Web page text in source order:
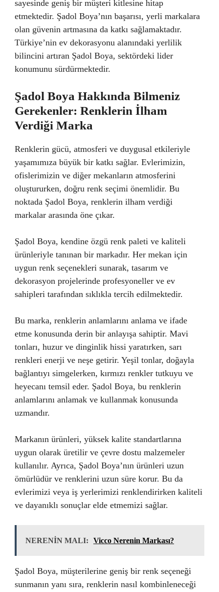
sayesinde geniş bir müşteri kitlesine hitap
etmektedir. Şadol Boya’nın başarısı, yerli markalara
olan güvenin artmasına da katkı sağlamaktadır.
Türkiye’nin ev dekorasyonu alanındaki yerlilik
bilincini artıran Şadol Boya, sektördeki lider
konumunu sürdürmektedir.
Şadol Boya Hakkında Bilmeniz
Gerekenler: Renklerin İlham
Verdiği Marka
Renklerin gücü, atmosferi ve duygusal etkileriyle
yaşamımıza büyük bir katkı sağlar. Evlerimizin,
ofislerimizin ve diğer mekanların atmosferini
oluştururken, doğru renk seçimi önemlidir. Bu
noktada Şadol Boya, renklerin ilham verdiği
markalar arasında öne çıkar.
Şadol Boya, kendine özgü renk paleti ve kaliteli
ürünleriyle tanınan bir markadır. Her mekan için
uygun renk seçenekleri sunarak, tasarım ve
dekorasyon projelerinde profesyoneller ve ev
sahipleri tarafından sıklıkla tercih edilmektedir.
Bu marka, renklerin anlamlarını anlama ve ifade
etme konusunda derin bir anlayışa sahiptir. Mavi
tonları, huzur ve dinginlik hissi yaratırken, sarı
renkleri enerji ve neşe getirir. Yeşil tonlar, doğayla
bağlantıyı simgelerken, kırmızı renkler tutkuyu ve
heyecanı temsil eder. Şadol Boya, bu renklerin
anlamlarını anlamak ve kullanmak konusunda
uzmandır.
Markanın ürünleri, yüksek kalite standartlarına
uygun olarak üretilir ve çevre dostu malzemeler
kullanılır. Ayrıca, Şadol Boya’nın ürünleri uzun
ömürlüdür ve renklerini uzun süre korur. Bu da
evlerimizi veya iş yerlerimizi renklendirirken kaliteli
ve dayanıklı sonuçlar elde etmemizi sağlar.
NERENİN MALI: Vicco Nerenin Markası?
Şadol Boya, müşterilerine geniş bir renk seçeneği
sunmanın yanı sıra, renklerin nasıl kombinleneceği